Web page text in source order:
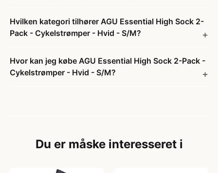
Hvilken kategori tilhører AGU Essential High Sock 2-
Pack - Cykelstrømper - Hvid - S/M?
Hvor kan jeg købe AGU Essential High Sock 2-Pack -
Cykelstrømper - Hvid - S/M?
Du er måske interesseret i